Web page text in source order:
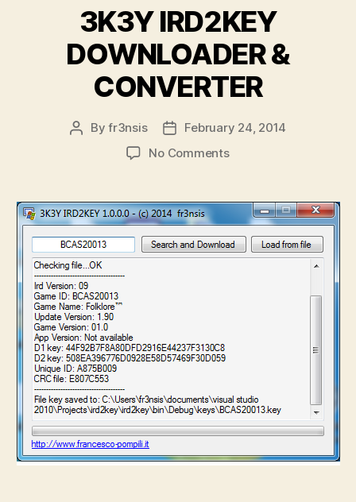
3K3Y IRD2KEY
DOWNLOADER &
CONVERTER
PostByfr3nsis
Post
date
February 24, 2014
No Commentson
DOWNLOADER
&
CONVERTER